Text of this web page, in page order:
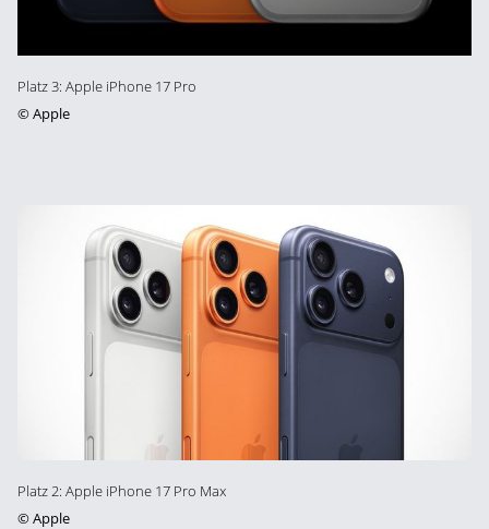
Platz 3: Apple iPhone 17 Pro
©Apple
Platz 2: Apple iPhone 17 Pro Max
©Apple